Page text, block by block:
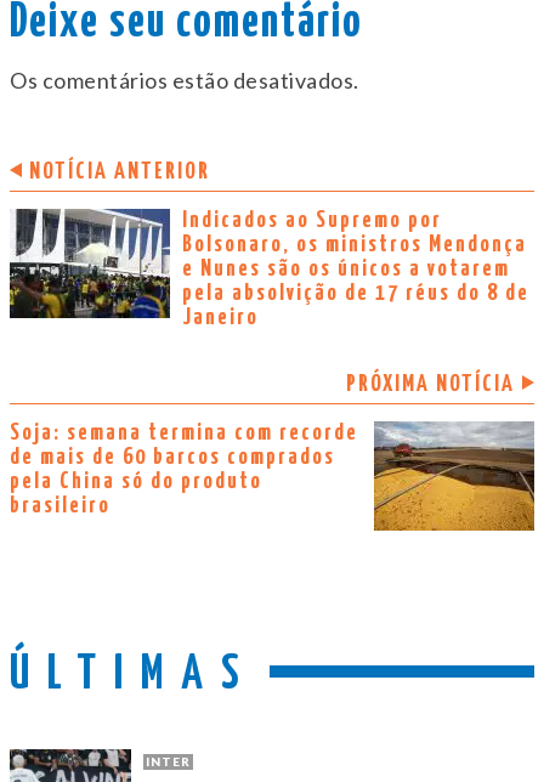
Deixe seu comentário
Os comentários estão desativados.
NOTÍCIA ANTERIOR
Indicados ao Supremo por
Bolsonaro, os ministros Mendonça
e Nunes são os únicos a votarem
pela absolvição de 17 réus do 8 de
Janeiro
PRÓXIMA NOTÍCIA
Soja: semana termina com recorde
de mais de 60 barcos comprados
pela China só do produto
brasileiro
ÚLTIMAS
INTER